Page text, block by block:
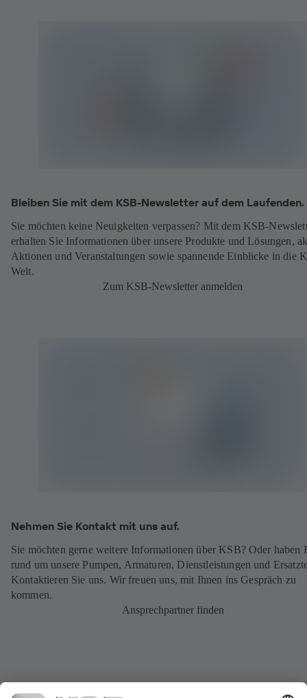
Bleiben Sie mit dem KSB-Newsletter auf dem Laufenden.
Sie möchten keine Neuigkeiten verpassen? Mit dem KSB-
erhalten Sie Informationen über unsere Produkte und Lösungen,
Aktionen und Veranstaltungen sowie spannende Einblicke in die
Welt.
Zum KSB-Newsletter anmelden
Nehmen Sie Kontakt mit uns auf.
Sie möchten gerne weitere Informationen über KSB? Oder haben
rund um unsere Pumpen, Armaturen, Dienstleistungen und
Kontaktieren Sie uns. Wir freuen uns, mit Ihnen ins Gespräch zu
kommen.
Ansprechpartner finden